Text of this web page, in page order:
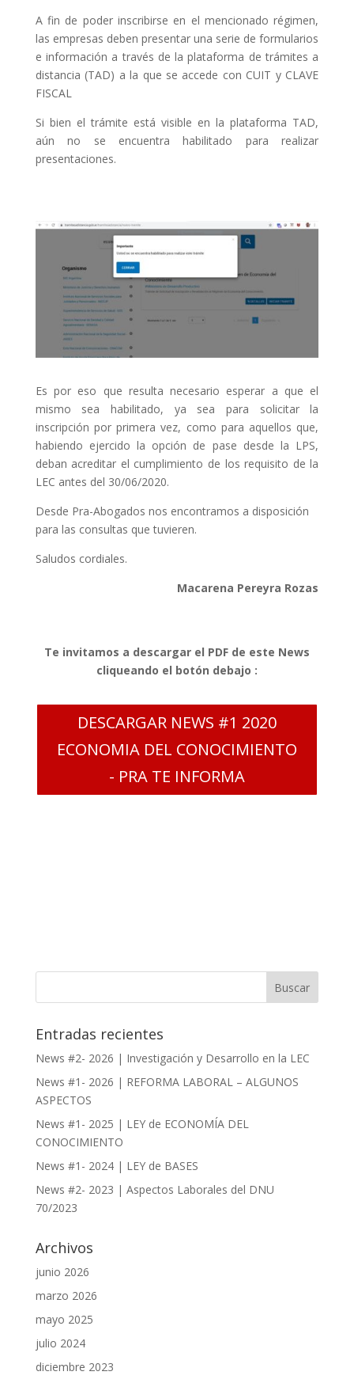
A fin de poder inscribirse en el mencionado régimen,
las empresas deben presentar una serie de formularios
e información a través de la plataforma de trámites a
distancia (TAD) a la que se accede con CUIT y CLAVE
FISCAL
Si bien el trámite está visible en la plataforma TAD,
aún no se encuentra habilitado para realizar
presentaciones.
Es por eso que resulta necesario esperar a que el
mismo sea habilitado, ya sea para solicitar la
inscripción por primera vez, como para aquellos que,
habiendo ejercido la opción de pase desde la LPS,
deban acreditar el cumplimiento de los requisito de la
LEC antes del 30/06/2020.
Desde Pra-Abogados nos encontramos a disposición
para las consultas que tuvieren.
Saludos cordiales.
Macarena Pereyra Rozas
Te invitamos a descargar el PDF de este News
cliqueando el botón debajo :
DESCARGAR NEWS #1 2020
ECONOMIA DEL CONOCIMIENTO
- PRA TE INFORMA
Entradas recientes
News #2- 2026 | Investigación y Desarrollo en la LEC
News #1- 2026 | REFORMA LABORAL – ALGUNOS
ASPECTOS
News #1- 2025 | LEY de ECONOMÍA DEL
CONOCIMIENTO
News #1- 2024 | LEY de BASES
News #2- 2023 | Aspectos Laborales del DNU
70/2023
Archivos
junio 2026
marzo 2026
mayo 2025
julio 2024
diciembre 2023